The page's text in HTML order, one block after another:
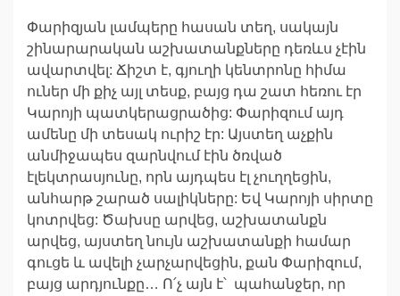
Փարիզյան լամպերը հասան տեղ, սակայն
շինարարական աշխատանքները դեռևս չէին
ավարտվել: Ճիշտ է, գյուղի կենտրոնը հիմա
ուներ մի քիչ այլ տեսք, բայց դա շատ հեռու էր
Կարոյի պատկերացրածից: Փարիզում այդ
ամենը մի տեսակ ուրիշ էր: Այստեղ աչքին
անմիջապես զարնվում էին ծռված
էլեկտրասյունը, որն այդպես էլ չուղղեցին,
անհարթ շարած սալիկները: Եվ Կարոյի սիրտը
կոտրվեց: Ծախսը արվեց, աշխատանքն
արվեց, այստեղ նույն աշխատանքի համար
գուցե և ավելի չարչարվեցին, քան Փարիզում,
բայց արդյունքը… Ո՛չ այն է՝ պահանջեր, որ